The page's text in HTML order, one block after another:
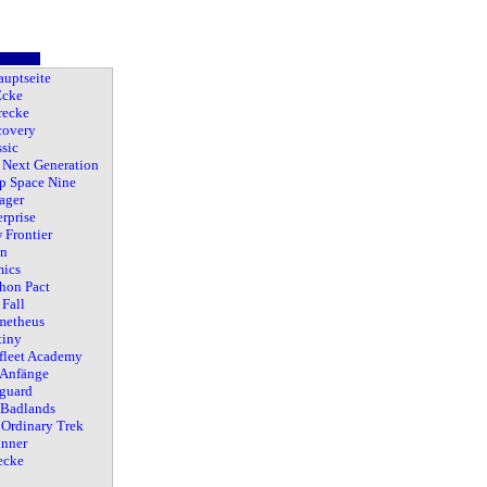
Generation
Space Nine
Frontier
Pact
Fall
Academy
Trek